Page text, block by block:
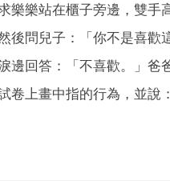
樂樂站在櫃子旁邊，雙手
後問兒子：「你不是喜歡
邊回答：「不喜歡。」爸
卷上畫中指的行為，並說